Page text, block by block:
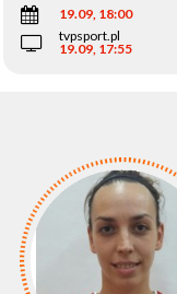
19.09, 18:00
tvpsport.pl
19.09, 17:55